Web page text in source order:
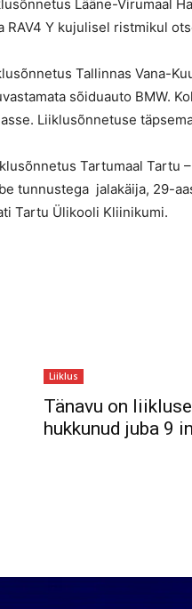
Lääne-Virumaal
RAV4 Y kujulisel ristmikul
Tallinnas Vana-
sõiduauto BMW.
Liiklusõnnetuse
Tartumaal
tunnustega jalakäija, 29-
Tartu Ülikooli Kliinikumi.
Liiklus
Tänavu on
hukkunud juba 9